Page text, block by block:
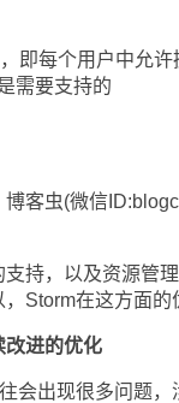
每个用户中允许
需要支持的
虫(微信
，以及资源管理
Storm在这方面的
改进的优化
出现很多问题，